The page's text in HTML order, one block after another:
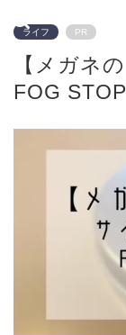
ライフ PR
【メガネ
FOG